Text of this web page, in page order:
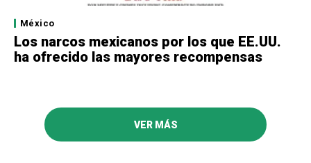
México
Los narcos mexicanos por los que EE.UU.
ha ofrecido las mayores recompensas
VER MÁS